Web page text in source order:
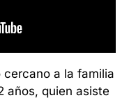
cercano a la familia
años, quien asiste